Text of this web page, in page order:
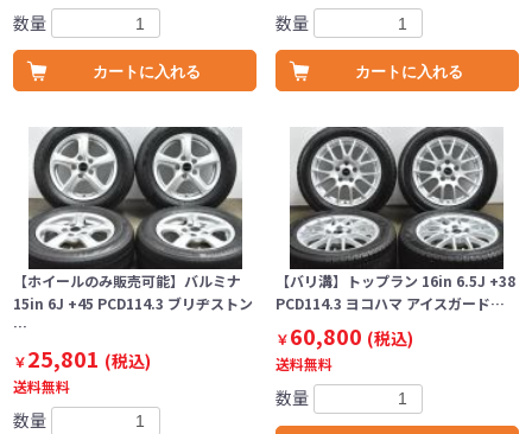
数量
カートに入れる
数量
カートに入れる
【ホイールのみ販売可能】バルミナ
15in 6J +45 PCD114.3 ブリヂストン
…
￥25,801 (税込)
送料無料
数量
【バリ溝】トップラン 16in 6.5J +38
PCD114.3 ヨコハマ アイスガード…
￥60,800 (税込)
送料無料
数量